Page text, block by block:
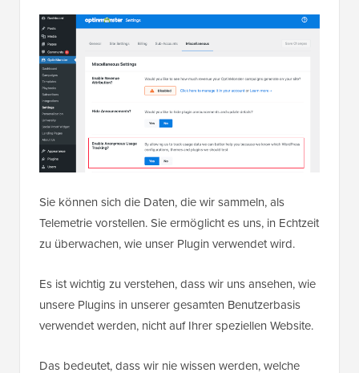
Sie können sich die Daten, die wir sammeln, als
Telemetrie vorstellen. Sie ermöglicht es uns, in Echtzeit
zu überwachen, wie unser Plugin verwendet wird.
Es ist wichtig zu verstehen, dass wir uns ansehen, wie
unsere Plugins in unserer gesamten Benutzerbasis
verwendet werden, nicht auf Ihrer speziellen Website.
Das bedeutet, dass wir nie wissen werden, welche